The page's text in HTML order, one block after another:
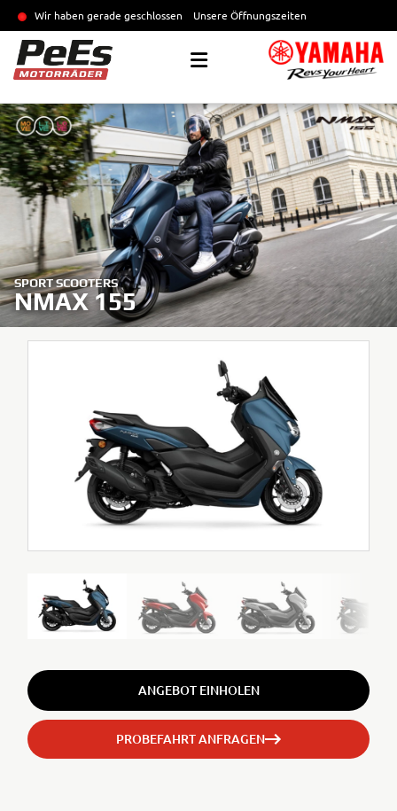
Wir haben gerade geschlossen Unsere Öffnungszeiten
SPORT SCOOTERS
NMAX 155
ANGEBOT EINHOLEN
PROBEFAHRT ANFRAGEN